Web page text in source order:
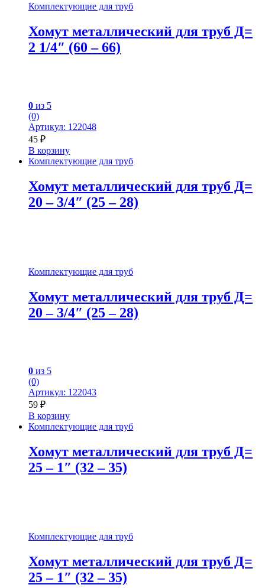
Комплектующие для труб
Хомут металлический для труб Д=
2 1/4″ (60 – 66)
0 из 5
(0)
Артикул: 122048
45 ₽
В корзину
Комплектующие для труб
Хомут металлический для труб Д=
20 – 3/4″ (25 – 28)
Комплектующие для труб
Хомут металлический для труб Д=
20 – 3/4″ (25 – 28)
0 из 5
(0)
Артикул: 122043
59 ₽
В корзину
Комплектующие для труб
Хомут металлический для труб Д=
25 – 1″ (32 – 35)
Комплектующие для труб
Хомут металлический для труб Д=
25 – 1″ (32 – 35)